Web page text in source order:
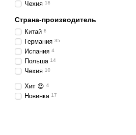
Чехия 18
Страна-производитель
Китай 8
Германия 35
Испания 4
Польша 14
Чехия 10
Хит 😍 4
Новинка 17